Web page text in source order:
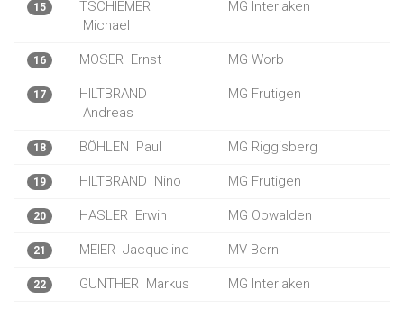
15
TSCHIEMER
Michael
MG Interlaken
16 MOSER Ernst MG Worb
17
HILTBRAND
Andreas
MG Frutigen
18 BÖHLEN Paul MG Riggisberg
19 HILTBRAND Nino MG Frutigen
20 HASLER Erwin MG Obwalden
21 MEIER Jacqueline MV Bern
22 GÜNTHER Markus MG Interlaken